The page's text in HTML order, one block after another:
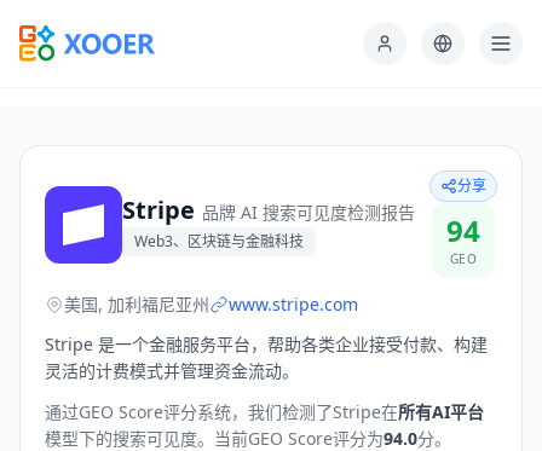
Stripe 品牌 AI 搜索可见度检测报告
Web3、区块链与金融科技
分享
94
GEO
美国, 加利福尼亚州
www.stripe.com
Stripe 是一个金融服务平台，帮助各类企业接受付款、构建
灵活的计费模式并管理资金流动。
通过GEO Score评分系统，我们检测了Stripe在所有AI平台
模型下的搜索可见度。 当前GEO Score评分为94.0分。